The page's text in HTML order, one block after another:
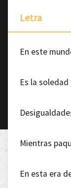
Letra
En este
Es la
Mientras
En esta era